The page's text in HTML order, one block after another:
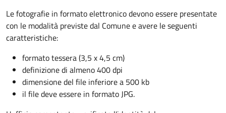
Le fotografie in formato elettronico devono essere presentate
con le modalità previste dal Comune e avere le seguenti
caratteristiche:
formato tessera (3,5 x 4,5 cm)
definizione di almeno 400 dpi
dimensione del file inferiore a 500 kb
il file deve essere in formato JPG.